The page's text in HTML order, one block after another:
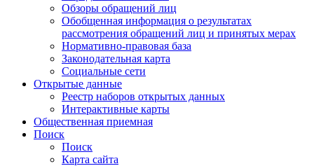
Обзоры обращений лиц
Обобщенная информация о результатах
рассмотрения обращений лиц и принятых мерах
Нормативно-правовая база
Законодательная карта
Социальные сети
Открытые данные
Реестр наборов открытых данных
Интерактивные карты
Общественная приемная
Поиск
Поиск
Карта сайта